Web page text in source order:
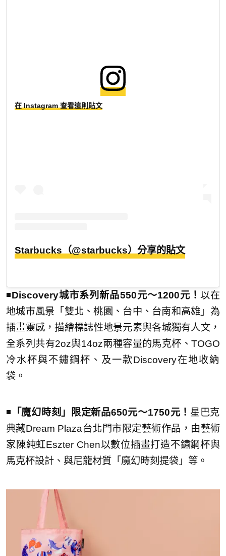
在 Instagram 查看這則貼文
Starbucks（@starbucks）分享的貼文
◾️Discovery城市系列新品550元～1200元！ 以在
地城市風景「雙北、桃園、 台中、台南和高雄」為
插畫靈感，描繪標誌性地景元素與各城獨有人文，
全系列共有2oz與14oz兩種容量的馬克杯、TOGO
冷水杯與不鏽鋼杯、及一款Discovery在地收納
袋。
◾️ 「魔幻時刻」限定新品650元～1750元！ 星巴克
典藏Dream Plaza台北門市限定藝術作品，由藝術
家陳純虹Eszter Chen以數位插畫打造不鏽鋼杯與
馬克杯設計、與尼龍材質「魔幻時刻提袋」等。